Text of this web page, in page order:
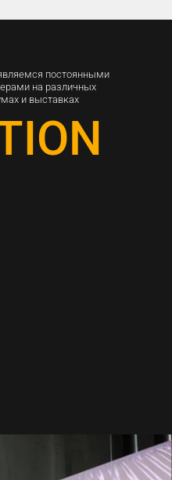
постоянными
на различных
и выставках